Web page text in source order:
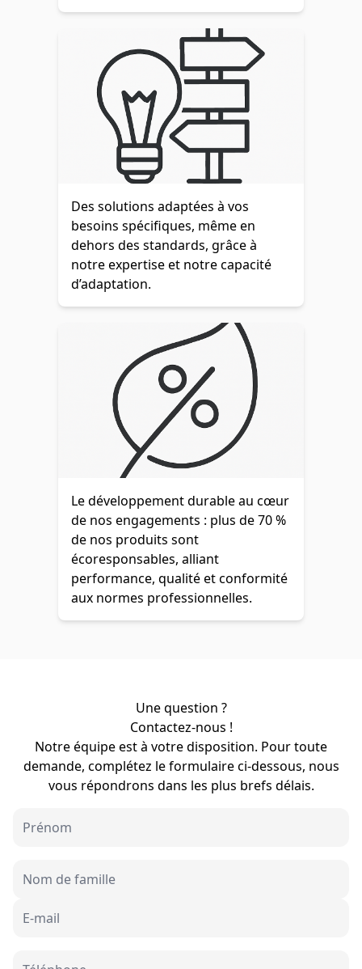
Des solutions adaptées à vos
besoins spécifiques, même en
dehors des standards, grâce à
notre expertise et notre capacité
d’adaptation.
Le développement durable au cœur
de nos engagements : plus de 70 %
de nos produits sont
écoresponsables, alliant
performance, qualité et conformité
aux normes professionnelles.
Une question ?
Contactez-nous !
Notre équipe est à votre disposition. Pour toute
demande, complétez le formulaire ci-dessous, nous
vous répondrons dans les plus brefs délais.